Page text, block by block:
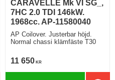
CARAVELLE Mk VI SG_,
7HC 2.0 TDI 146kW.
1968cc. AP-11580040
AP Coilover. Justerbar höjd.
Normal chassi klämfäste T30
11 650 KR